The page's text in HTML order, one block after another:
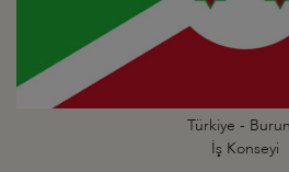
Türkiye -
İş Konseyi